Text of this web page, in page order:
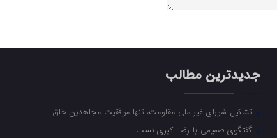
جدیدترین مطالب
تشکیل شورای غیر ملی مقاومت، تنها موفقیت مجاهدین خلق
گفتگوی صمیمی با رضا اکبری نسب